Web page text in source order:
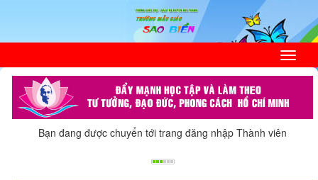
Bạn đang được chuyển tới trang đăng nhập Thành viên